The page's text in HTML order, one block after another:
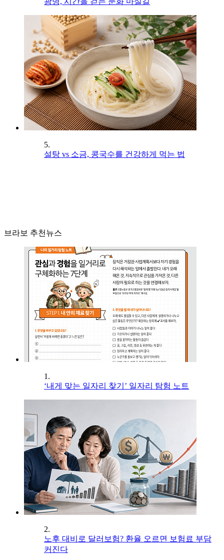
5.
설탕 vs 소금, 콩국수를 건강하게 먹는 법
브라보 추천뉴스
1.
‘내게 맞는 일자리 찾기’ 일자리 탐험 노트
2.
노후 대비로 달러보험? 환율 오르면 보험료 부담
커진다